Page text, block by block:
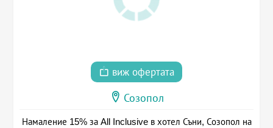
виж офертата
Созопол
Намаление 15% за All Inclusive в хотел Съни, Созопол на